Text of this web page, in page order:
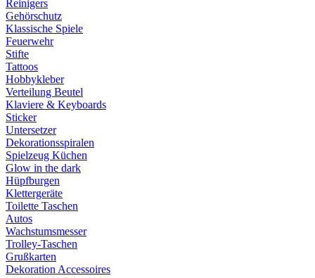
Reinigers
Gehörschutz
Klassische Spiele
Feuerwehr
Stifte
Tattoos
Hobbykleber
Verteilung Beutel
Klaviere & Keyboards
Sticker
Untersetzer
Dekorationsspiralen
Spielzeug Küchen
Glow in the dark
Hüpfburgen
Klettergeräte
Toilette Taschen
Autos
Wachstumsmesser
Trolley-Taschen
Grußkarten
Dekoration Accessoires